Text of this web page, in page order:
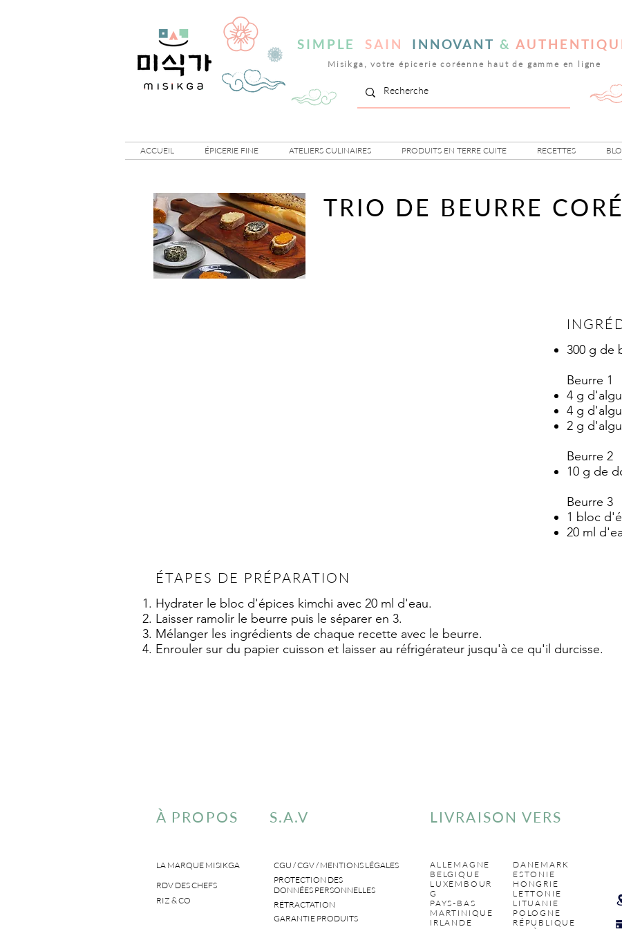
SIMPLE SAIN INNOVANT &
Misikga, votre épicerie coréenne haut de gamme en ligne
ACCUEIL ÉPICERIE FINE ATELIERS CULINAIRES PRODUITS EN TERRE CUITE RECETTES
TRIO DE BEURRE
300 g de
Beurre 1
4 g
4 g
2 g
Beurre 2
10 g de
Beurre 3
1 bloc
20 ml
ÉTAPES DE PRÉPARATION
Hydrater le bloc d'épices kimchi avec 20 ml d'eau.
Laisser ramolir le beurre puis le séparer en 3.
Mélanger les ingrédients de chaque recette avec le beurre.
Enrouler sur du papier cuisson et laisser au réfrigérateur jusqu'à ce qu'il durcisse.
À PROPOS S.A.V
LA MARQUE MISIKGA
RDV DES CHEFS
RIZ & CO
CGU / CGV / MENTIONS LÉGALES
PROTECTION DES
DONNÉES PERSONNELLES
RÉTRACTATION
GARANTIE PRODUITS
LIVRAISON VERS
ALLEMAGNE
BELGIQUE
LUXEMBOUR
G
PAYS-BAS
MARTINIQUE
IRLANDE
DANEMARK
ESTONIE
HONGRIE
LETTONIE
LITUANIE
POLOGNE
RÉPUBLIQUE